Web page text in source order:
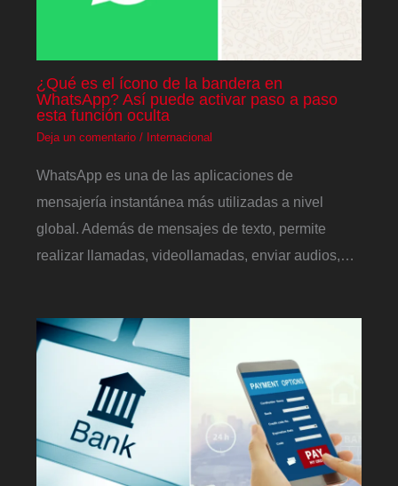
¿Qué es el ícono de la bandera en
WhatsApp? Así puede activar paso a paso
esta función oculta
Deja un comentario / Internacional
WhatsApp es una de las aplicaciones de
mensajería instantánea más utilizadas a nivel
global. Además de mensajes de texto, permite
realizar llamadas, videollamadas, enviar audios,…